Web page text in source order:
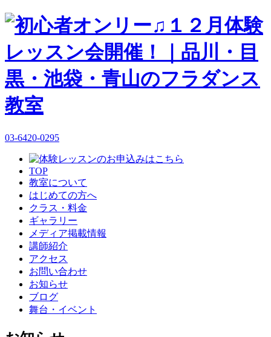
03-6420-0295
TOP
教室について
はじめての方へ
クラス・料金
ギャラリー
メディア掲載情報
講師紹介
アクセス
お問い合わせ
お知らせ
ブログ
舞台・イベント